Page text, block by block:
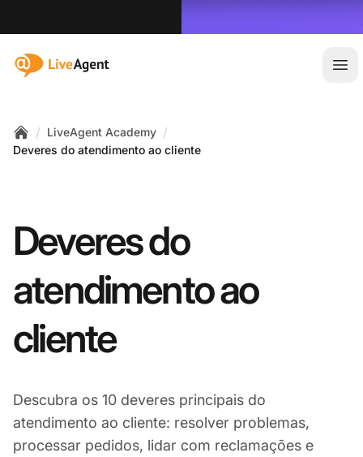
:site.title
Home
/ LiveAgent Academy /
Deveres do atendimento ao cliente
Deveres do
atendimento ao
cliente
Descubra os 10 deveres principais do
atendimento ao cliente: resolver problemas,
processar pedidos, lidar com reclamações e